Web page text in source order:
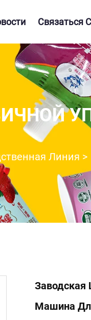
Связаться
Линия >
Заводская
Машина